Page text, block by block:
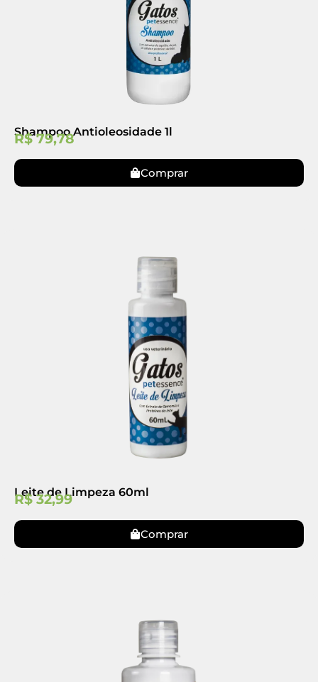
Shampoo Antioleosidade 1l
R$79,78
Comprar
Leite de Limpeza 60ml
R$32,99
Comprar